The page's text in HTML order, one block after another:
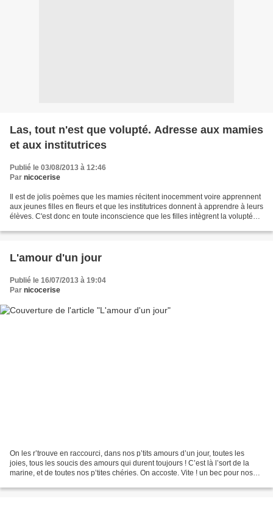
Las, tout n'est que volupté. Adresse aux mamies
et aux institutrices
Publié le 03/08/2013 à 12:46
Par nicocerise
Il est de jolis poèmes que les mamies récitent inocemment voire apprennent
aux jeunes filles en fleurs et que les institutrices donnent à apprendre à leurs
élèves. C'est donc en toute inconscience que les filles intègrent la volupté
L'amour d'un jour
Publié le 16/07/2013 à 19:04
Par nicocerise
On les r’trouve en raccourci, dans nos p’tits amours d’un jour, toutes les
joies, tous les soucis des amours qui durent toujours ! C’est là l’sort de la
marine, et de toutes nos p’tites chéries. On accoste. Vite ! un bec pour nos